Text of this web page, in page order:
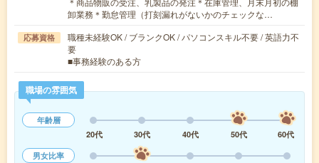
卸業務＊勤怠管理（打刻漏れがないかのチェックな…
応募資格
職種未経験OK / ブランクOK / パソコンスキル不要 / 英語力不
要
■事務経験のある方
職場の雰囲気
年齢層
20代
30代 40代 50代
60代
男女比率